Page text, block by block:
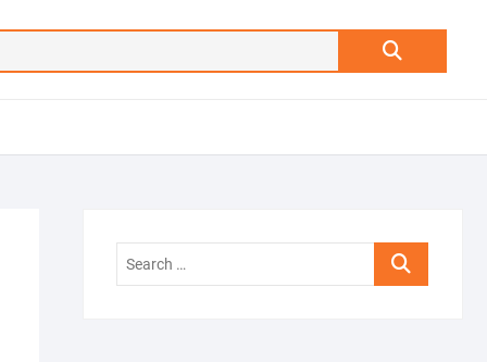
Search
Search